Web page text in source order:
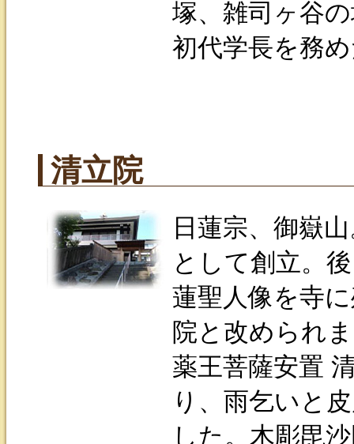
塚、雑司ヶ谷
初代学長を務
清立院
日蓮宗、御嶽
として創立。
蓮聖人像を寺
院と改められ
薬王菩薩安置
り、雨乞いと
した。木彫毘